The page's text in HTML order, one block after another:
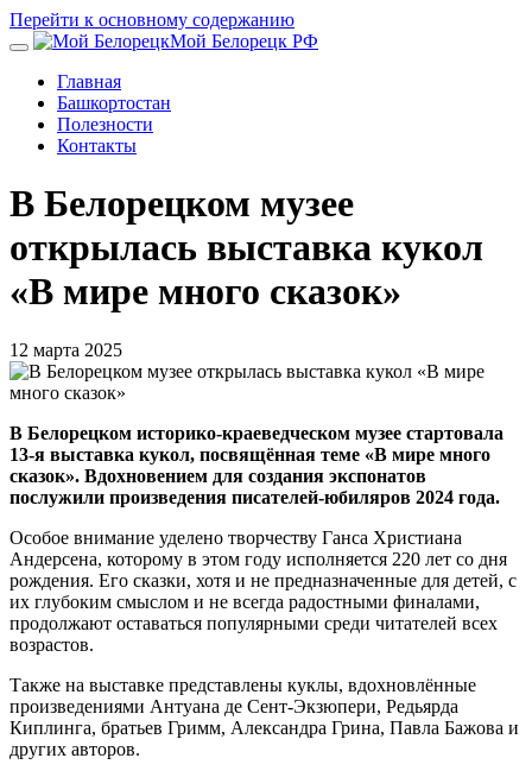
Перейти к основному содержанию
Мой Белорецк РФ
Главная
Башкортостан
Полезности
Контакты
В Белорецком музее
открылась выставка кукол
«В мире много сказок»
12 марта 2025
В Белорецком историко-краеведческом музее стартовала
13-я выставка кукол, посвящённая теме «В мире много
сказок». Вдохновением для создания экспонатов
послужили произведения писателей-юбиляров 2024 года.
Особое внимание уделено творчеству Ганса Христиана
Андерсена, которому в этом году исполняется 220 лет со дня
рождения. Его сказки, хотя и не предназначенные для детей, с
их глубоким смыслом и не всегда радостными финалами,
продолжают оставаться популярными среди читателей всех
возрастов.
Также на выставке представлены куклы, вдохновлённые
произведениями Антуана де Сент-Экзюпери, Редьярда
Киплинга, братьев Гримм, Александра Грина, Павла Бажова и
других авторов.